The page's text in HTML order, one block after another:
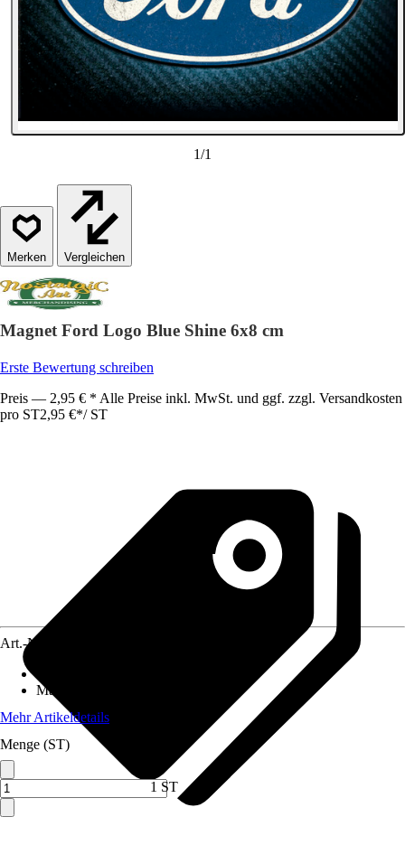
1/1
Vergleichen
Magnet Ford Logo Blue Shine 6x8 cm
Erste Bewertung schreiben
Preis — 2,95 € * Alle Preise inkl. MwSt. und ggf. zzgl. Versandkosten
pro ST2,95 €*/ ST
Art.-Nr.
Materialspezifizierung
Mehr Artikeldetails
Menge (ST)
1 ST